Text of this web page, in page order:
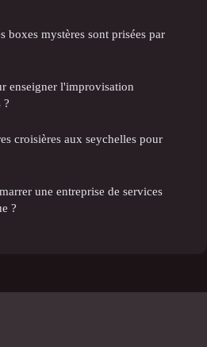
boxes mystères sont prisées par
enseigner l'improvisation
?
croisières aux seychelles pour
une entreprise de services
?